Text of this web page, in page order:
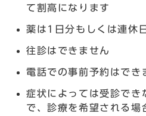
て割高になります
薬は1日分もしくは連休
往診はできません
電話での事前予約はでき
症状によっては受診でき
で、診療を希望される場